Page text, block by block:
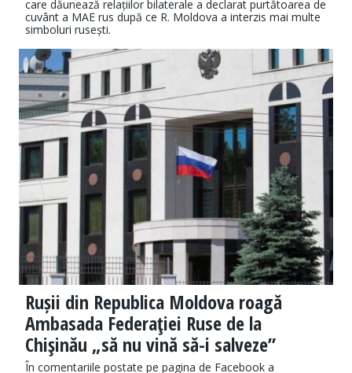
care dăunează relațiilor bilaterale a declarat purtătoarea de
cuvânt a MAE rus după ce R. Moldova a interzis mai multe
simboluri rusești.
Rușii din Republica Moldova roagă
Ambasada Federaţiei Ruse de la
Chişinău „să nu vină să-i salveze”
În comentariile postate pe pagina de Facebook a